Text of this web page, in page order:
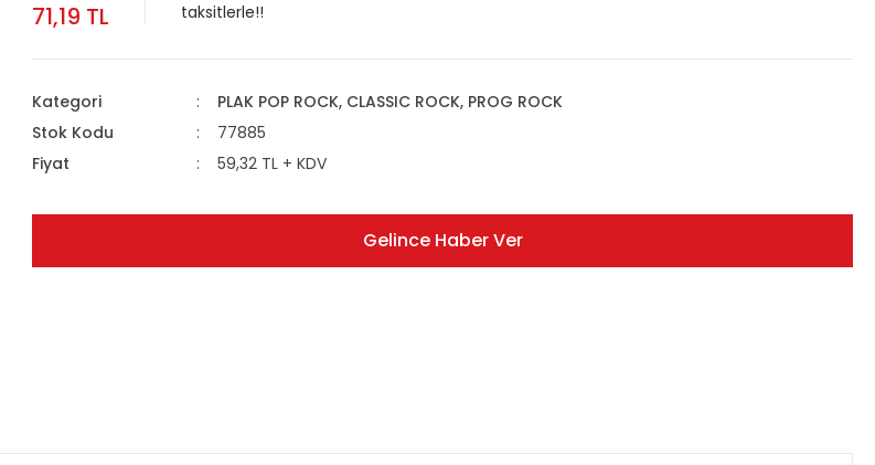
71,19 TL
taksitlerle!!
Kategori
PLAK POP ROCK, CLASSIC ROCK, PROG ROCK
Stok Kodu
77885
Fiyat
59,32 TL + KDV
Gelince Haber Ver